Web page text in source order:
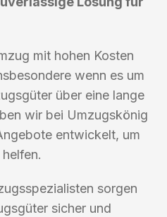
mit hohen Kosten
wenn es um
über eine lange
wir bei Umzugskönig
entwickelt, um
sorgen
sicher und